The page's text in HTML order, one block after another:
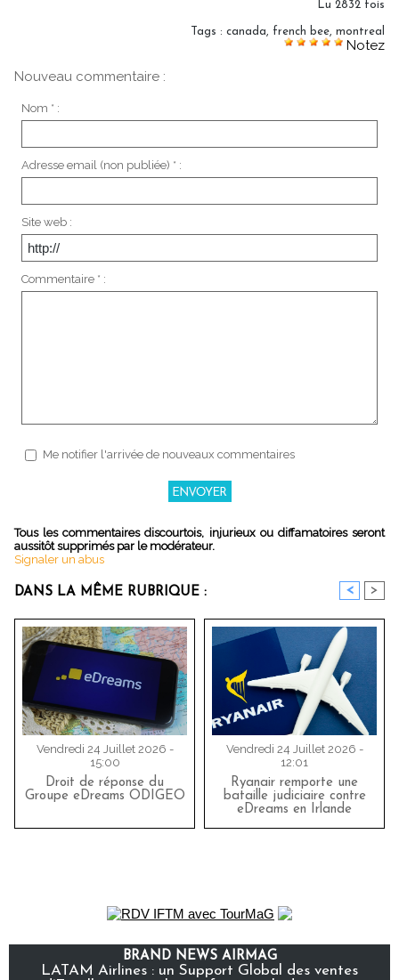
Lu 2832 fois
Tags : canada, french bee, montreal
Notez
Nouveau commentaire :
Nom * :
Adresse email (non publiée) * :
Site web :
Commentaire * :
Me notifier l'arrivée de nouveaux commentaires
Tous les commentaires discourtois, injurieux ou diffamatoires seront
aussitôt supprimés par le modérateur.
Signaler un abus
DANS LA MÊME RUBRIQUE : < >
Vendredi 24 Juillet 2026 -
15:00
Droit de réponse du
Groupe eDreams ODIGEO
Vendredi 24 Juillet 2026 -
12:01
Ryanair remporte une
bataille judiciaire contre
eDreams en Irlande
BRAND NEWS AIRMAG
LATAM Airlines : un Support Global des ventes